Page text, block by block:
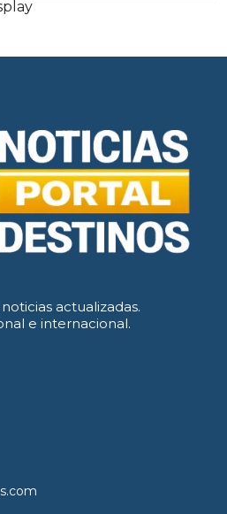
actualizadas.
e internacional.